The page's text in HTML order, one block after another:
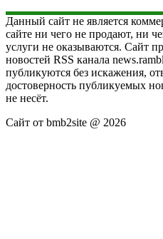
Данный сайт не является
сайте ни чего не продают, ни
услуги не оказываются. Сайт
новостей RSS канала
публикуются без искажения,
достоверность публикуемых
не несёт.
Сайт от bmb2site @ 2026